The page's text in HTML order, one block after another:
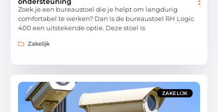
Zoek je een bureaustoel die je helpt om langdurig
comfortabel te werken? Dan is de bureaustoel RH Logic
400 een uitstekende optie. Deze stoel is
Zakelijk
ZAKELIJK